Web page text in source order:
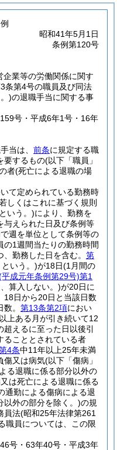
昭和41年5月1日
条例第120号
企業等の労働関係に関す
条第4号の職員及び同法
)の退職手当に関する事
号・平成6年1号・16年
当は、 前条に規定する職
要するもの(以下「職員」
者(死亡による退職の場
て定められている勤務時
しくはこれに基づく規則
いう。)により、勤務を
与えられた日及び条例等
週を単位として条例等の
の1週間当たりの勤務時間
勤務した日を含む。 第
いう。)が18日(1月間の
平成元年条例第29号)第1
算入しない。)が20日に
18日から20日と当該日数
。 第13条第2項におい
以上ある月が引き続いて12
えるに至った日以後引
ることとされている者
4条中11年以上25年未満
傷又は病気(以下「傷病」
る退職に係る部分以外の
は死亡による退職に係る
通勤による傷病による退
以外の部分を除く。)の規
員法(昭和25年法律第261
職員については、この限
号・63年40号・平成3年